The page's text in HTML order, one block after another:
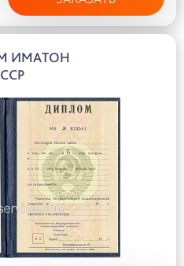
ИМАТОН